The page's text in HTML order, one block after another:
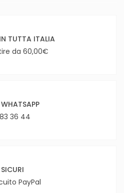
TUTTA ITALIA
da 60,00€
36 44
PayPal